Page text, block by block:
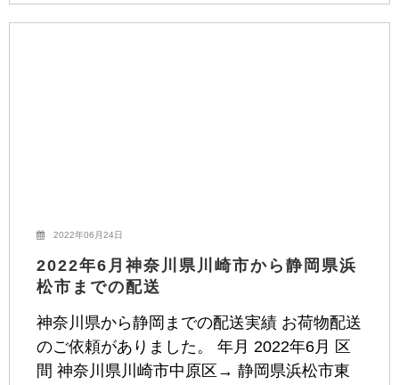
2022年06月24日
2022年6月神奈川県川崎市から静岡県浜
松市までの配送
神奈川県から静岡までの配送実績 お荷物配送
のご依頼がありました。 年月 2022年6月 区
間 神奈川県川崎市中原区→ 静岡県浜松市東